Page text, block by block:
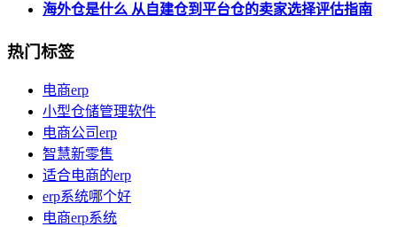
海外仓是什么 从自建仓到平台仓的卖家选择评估指南
热门标签
电商erp
小型仓储管理软件
电商公司erp
智慧新零售
适合电商的erp
erp系统哪个好
电商erp系统